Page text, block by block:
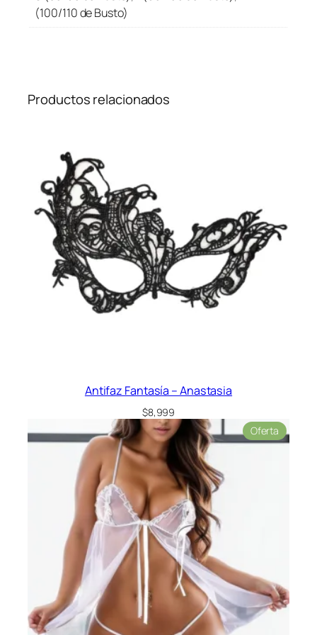
(100/110 de Busto)
Productos relacionados
Antifaz Fantasía – Anastasia
$8,999
Oferta
en